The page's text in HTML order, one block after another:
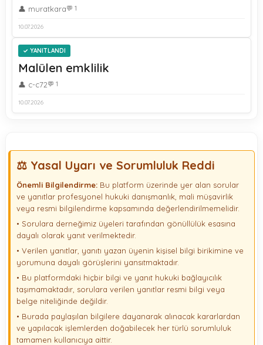
👤 muratkara💬 1
10.07.2026
YANITLANDI
Malülen emklilik
👤 c-c72💬 1
10.07.2026
⚖️ Yasal Uyarı ve Sorumluluk Reddi
Önemli Bilgilendirme: Bu platform üzerinde yer alan sorular
ve yanıtlar profesyonel hukuki danışmanlık, mali müşavirlik
veya resmi bilgilendirme kapsamında değerlendirilmemelidir.
• Sorulara derneğimiz üyeleri tarafından gönüllülük esasına
dayalı olarak yanıt verilmektedir.
• Verilen yanıtlar, yanıtı yazan üyenin kişisel bilgi birikimine ve
yorumuna dayalı görüşlerini yansıtmaktadır.
• Bu platformdaki hiçbir bilgi ve yanıt hukuki bağlayıcılık
taşımamaktadır, sorulara verilen yanıtlar resmi bilgi veya
belge niteliğinde değildir.
• Burada paylaşılan bilgilere dayanarak alınacak kararlardan
ve yapılacak işlemlerden doğabilecek her türlü sorumluluk
tamamen kullanıcıya aittir.